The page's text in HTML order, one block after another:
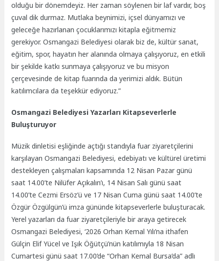
olduğu bir dönemdeyiz. Her zaman söylenen bir laf vardır, boş
çuval dik durmaz. Mutlaka beynimizi, içsel dünyamızı ve
geleceğe hazırlanan çocuklarımızı kitapla eğitmemiz
gerekiyor. Osmangazi Belediyesi olarak biz de, kültür sanat,
eğitim, spor, hayatın her alanında olmaya çalışıyoruz, en etkili
bir şekilde katkı sunmaya çalışıyoruz ve bu misyon
çerçevesinde de kitap fuarında da yerimizi aldık. Bütün
katılımcılara da teşekkür ediyoruz.”
Osmangazi Belediyesi Yazarları Kitapseverlerle
Buluşturuyor
Müzik dinletisi eşliğinde açtığı standıyla fuar ziyaretçilerini
karşılayan Osmangazi Belediyesi, edebiyatı ve kültürel üretimi
destekleyen çalışmaları kapsamında 12 Nisan Pazar günü
saat 14.00’te Nilüfer Açıkalın’ı, 14 Nisan Salı günü saat
14.00’te Cezmi Ersöz’ü ve 17 Nisan Cuma günü saat 14.00’te
Özgür Özgülgün’ü imza gününde kitapseverlerle buluşturacak.
Yerel yazarları da fuar ziyaretçileriyle bir araya getirecek
Osmangazi Belediyesi, ‘2026 Orhan Kemal Yılı’na ithafen
Gülçin Elif Yücel ve Işık Öğütçü’nün katılımıyla 18 Nisan
Cumartesi günü saat 17.00’de “Orhan Kemal Bursa’da” adlı